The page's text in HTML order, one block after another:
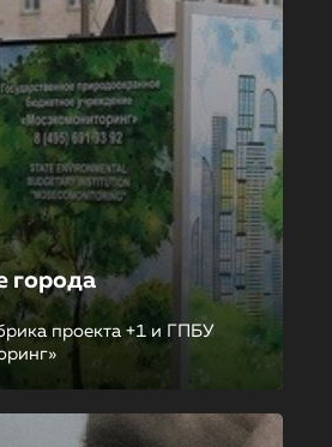
города
проекта +1 и ГПБУ